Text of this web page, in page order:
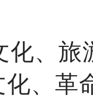
化、旅
、革